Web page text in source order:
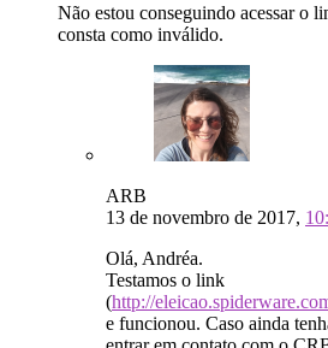
Não estou conseguindo acessar o
consta como inválido.
ARB
13 de novembro de 2017,
Olá, Andréa.
Testamos o link
(http://
e funcionou. Caso ainda